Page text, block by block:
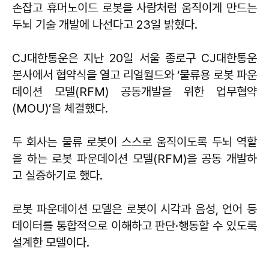
손잡고 휴머노이드 로봇을 사람처럼 움직이게 만드는
두뇌 기술 개발에 나선다고 23일 밝혔다.
CJ대한통운은 지난 20일 서울 종로구 CJ대한통운
본사에서 협약식을 열고 리얼월드와 ‘물류용 로봇 파운
데이션 모델(RFM) 공동개발을 위한 업무협약
(MOU)’을 체결했다.
두 회사는 물류 로봇이 스스로 움직이도록 두뇌 역할
을 하는 로봇 파운데이션 모델(RFM)을 공동 개발하
고 실증하기로 했다.
로봇 파운데이션 모델은 로봇이 시각과 음성, 언어 등
데이터를 통합적으로 이해하고 판단·행동할 수 있도록
설계한 모델이다.